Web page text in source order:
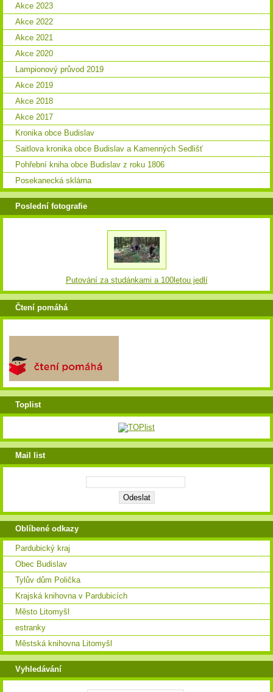
Akce 2023
Akce 2022
Akce 2021
Akce 2020
Lampionový průvod 2019
Akce 2019
Akce 2018
Akce 2017
Kronika obce Budislav
Saitlova kronika obce Budislav a Kamenných Sedlišť
Pohřební kniha obce Budislav z roku 1806
Posekanecká sklárna
Poslední fotografie
Putování za studánkami a 100letou jedlí
Čtení pomáhá
Toplist
Mail list
Oblíbené odkazy
Pardubický kraj
Obec Budislav
Tylův dům Polička
Krajská knihovna v Pardubicích
Město Litomyšl
estranky
Městská knihovna Litomyšl
Vyhledávání